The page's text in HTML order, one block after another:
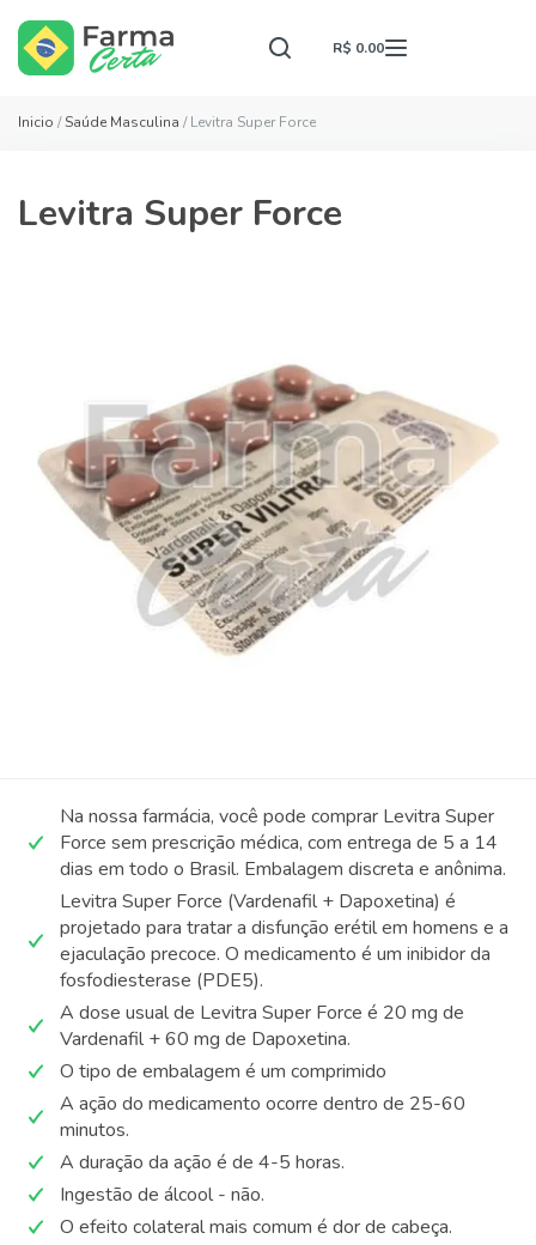
R$ 0.00
Inicio /Saúde Masculina / Levitra Super Force
Levitra Super Force
Na nossa farmácia, você pode comprar Levitra Super
Force sem prescrição médica, com entrega de 5 a 14
dias em todo o Brasil. Embalagem discreta e anônima.
Levitra Super Force (Vardenafil + Dapoxetina) é
projetado para tratar a disfunção erétil em homens e a
ejaculação precoce. O medicamento é um inibidor da
fosfodiesterase (PDE5).
A dose usual de Levitra Super Force é 20 mg de
Vardenafil + 60 mg de Dapoxetina.
O tipo de embalagem é um comprimido
A ação do medicamento ocorre dentro de 25-60
minutos.
A duração da ação é de 4-5 horas.
Ingestão de álcool - não.
O efeito colateral mais comum é dor de cabeça.